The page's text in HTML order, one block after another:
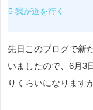
5 我が道を行く
先日このブログで新
いましたので、6月3
りくらいになります